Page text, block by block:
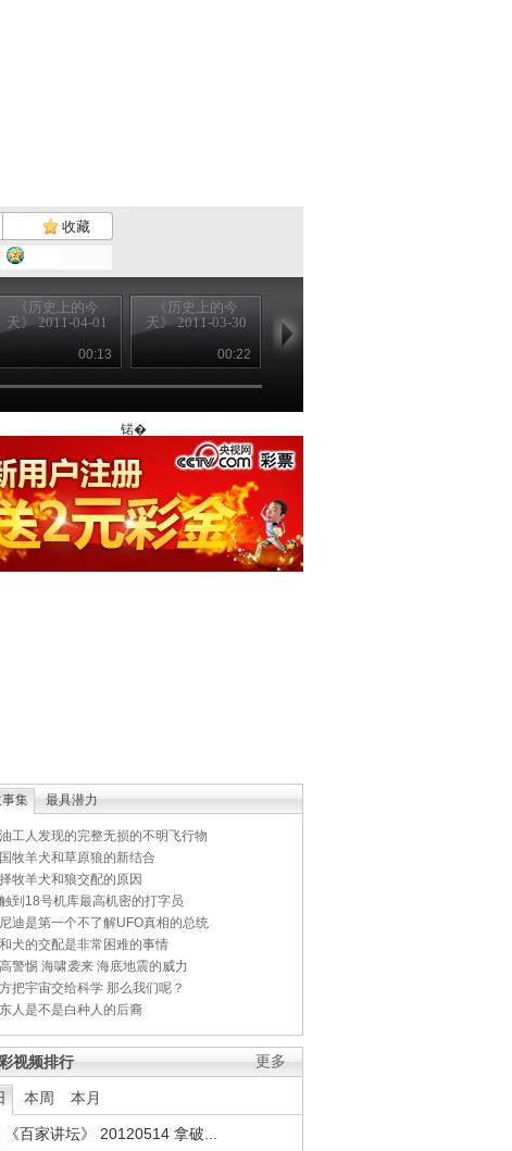
收藏
《历史上的今
天》 2011-04-01
00:13
《历史上的今
天》 2011-03-30
00:22
天》 2011-03-24
锘�
集 最具潜力
工人发现的完整无损的不明飞行物
牧羊犬和草原狼的新结合
牧羊犬和狼交配的原因
到18号机库最高机密的打字员
迪是第一个不了解UFO真相的总统
犬的交配是非常困难的事情
警惕 海啸袭来 海底地震的威力
把宇宙交给科学 那么我们呢？
人是不是白种人的后裔
更多
视频排行
本周 本月
《百家讲坛》 20120514 拿破...